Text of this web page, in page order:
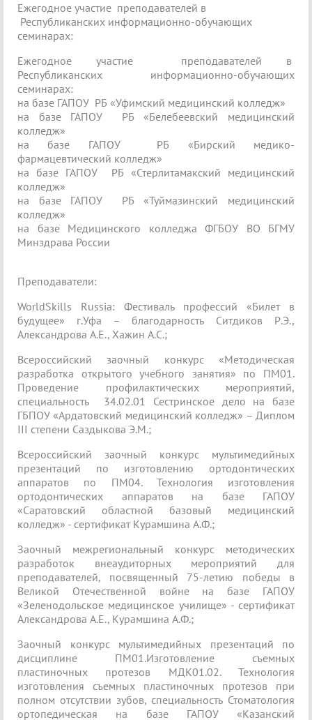
Ежегодное участие преподавателей в
Республиканских информационно-обучающих
семинарах:
Ежегодное участие преподавателей в
Республиканских информационно-обучающих
семинарах:
на базе ГАПОУ РБ «Уфимский медицинский колледж»
на базе ГАПОУ РБ «Белебеевский медицинский
колледж»
на базе ГАПОУ РБ «Бирский медико-
фармацевтический колледж»
на базе ГАПОУ РБ «Стерлитамакский медицинский
колледж»
на базе ГАПОУ РБ «Туймазинский медицинский
колледж»
на базе Медицинского колледжа ФГБОУ ВО БГМУ
Минздрава России
Преподаватели:
WorldSkills Russia: Фестиваль профессий «Билет в
будущее» г.Уфа – благодарность Ситдиков Р.Э.,
Александрова А.Е., Хажин А.С.;
Всероссийский заочный конкурс «Методическая
разработка открытого учебного занятия» по ПМ01.
Проведение профилактических мероприятий,
специальность 34.02.01 Сестринское дело на базе
ГБПОУ «Ардатовский медицинский колледж» – Диплом
III степени Саздыкова Э.М.;
Всероссийский заочный конкурс мультимедийных
презентаций по изготовлению ортодонтических
аппаратов по ПМ04. Технология изготовления
ортодонтических аппаратов на базе ГАПОУ
«Саратовский областной базовый медицинский
колледж» - сертификат Курамшина А.Ф.;
Заочный межрегиональный конкурс методических
разработок внеаудиторных мероприятий для
преподавателей, посвященный 75-летию победы в
Великой Отечественной войне на базе ГАПОУ
«Зеленодольское медицинское училище» - сертификат
Александрова А.Е., Курамшина А.Ф.;
Заочный конкурс мультимедийных презентаций по
дисциплине ПМ01.Изготовление съемных
пластиночных протезов МДК01.02. Технология
изготовления съемных пластиночных протезов при
полном отсутствии зубов, специальность Стоматология
ортопедическая на базе ГАПОУ «Казанский